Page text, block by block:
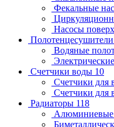
Фекальные
Насосы
Полотенцесушители
Водяные
Счетчики воды 10
Счетчики для
Счетчики для
Радиаторы 118
Алюминиевые